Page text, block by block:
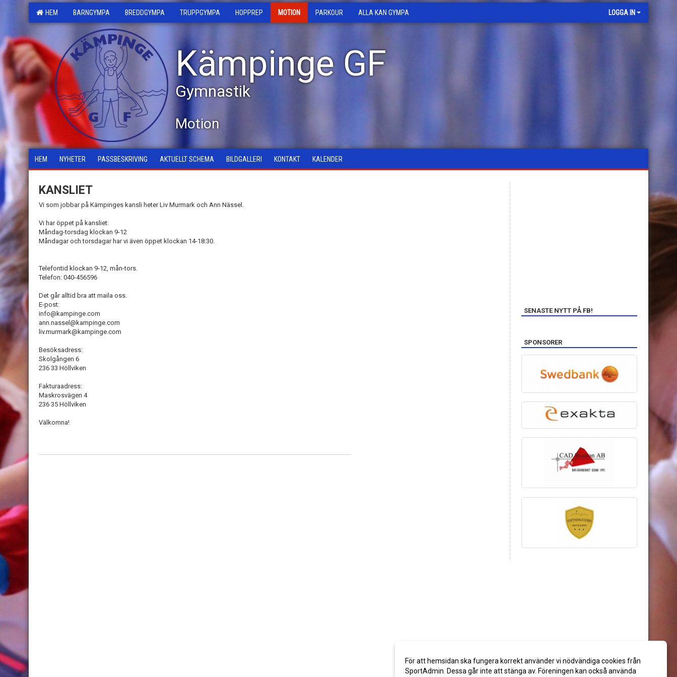
HEM BARNGYMPA BREDDGYMPA TRUPPGYMPA HOPPREP MOTION PARKOUR ALLA KAN GYMPA LOGGA IN
Kämpinge GF
Gymnastik
Motion
HEM NYHETER PASSBESKRIVING AKTUELLT SCHEMA BILDGALLERI KONTAKT KALENDER
KANSLIET
Vi som jobbar på Kämpinges kansli heter Liv Murmark och Ann Nässel.
Vi har öppet på kansliet:
Måndag-torsdag klockan 9-12
Måndagar och torsdagar har vi även öppet klockan 14-18:30.
Telefontid klockan 9-12, mån-tors.
Telefon: 040-456596
Det går alltid bra att maila oss.
E-post:
info@kampinge.com
ann.nassel@kampinge.com
liv.murmark@kampinge.com
Besöksadress:
Skolgången 6
236 33 Höllviken
Fakturaadress:
Maskrosvägen 4
236 35 Höllviken
Välkomna!
SENASTE NYTT PÅ FB!
SPONSORER
För att hemsidan ska fungera korrekt använder vi nödvändiga cookies från
SportAdmin. Dessa går inte att stänga av. Föreningen kan också använda